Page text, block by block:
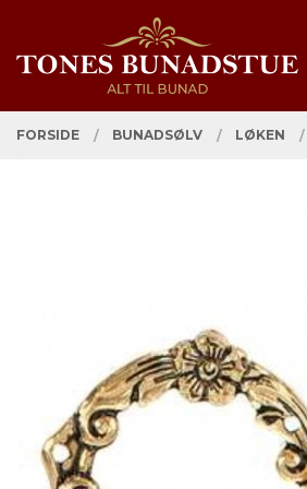
innholdet
PRODUKTER
FORSIDE BUNADSØLV LØKEN